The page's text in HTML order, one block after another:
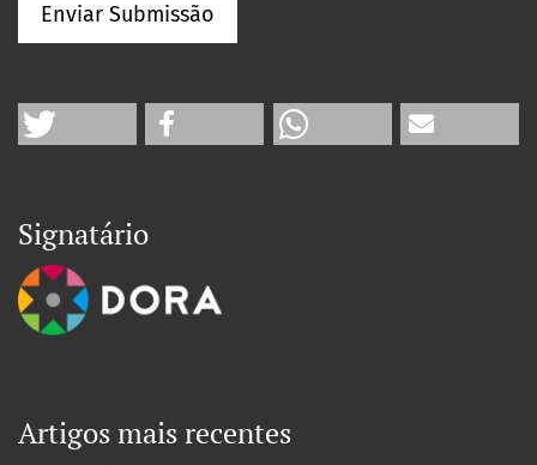
Enviar Submissão
Signatário
Artigos mais recentes